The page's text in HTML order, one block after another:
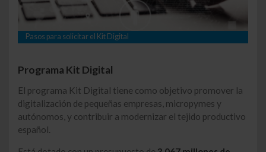
Pasos para solicitar el Kit Digital
Programa Kit Digital
El programa Kit Digital tiene como objetivo promover la
digitalización de pequeñas empresas, micropymes y
autónomos, y contribuir a modernizar el tejido productivo
español.